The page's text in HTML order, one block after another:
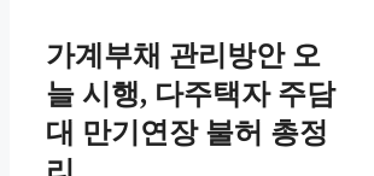
가계부채 관리방안 오
늘 시행, 다주택자 주담
대 만기연장 불허 총정